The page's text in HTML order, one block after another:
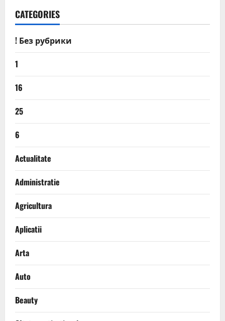
CATEGORIES
! Без рубрики
1
16
25
6
Actualitate
Administratie
Agricultura
Aplicatii
Arta
Auto
Beauty